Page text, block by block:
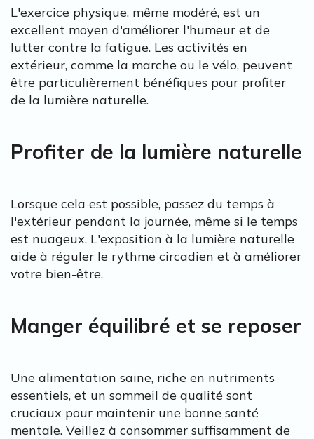
L'exercice physique, même modéré, est un
excellent moyen d'améliorer l'humeur et de
lutter contre la fatigue. Les activités en
extérieur, comme la marche ou le vélo, peuvent
être particulièrement bénéfiques pour profiter
de la lumière naturelle.
Profiter de la lumière naturelle
Lorsque cela est possible, passez du temps à
l'extérieur pendant la journée, même si le temps
est nuageux. L'exposition à la lumière naturelle
aide à réguler le rythme circadien et à améliorer
votre bien-être.
Manger équilibré et se reposer
Une alimentation saine, riche en nutriments
essentiels, et un sommeil de qualité sont
cruciaux pour maintenir une bonne santé
mentale. Veillez à consommer suffisamment de